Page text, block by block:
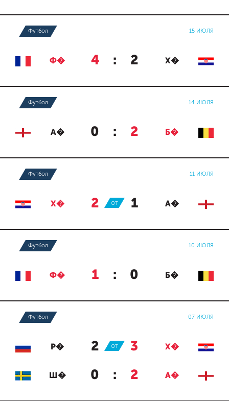
Футбол 15 ИЮЛЯ
Ф� 4 : 2 Х�
Футбол 14 ИЮЛЯ
А� 0 : 2 Б�
Футбол 11 ИЮЛЯ
Х� 2 : 1 А�
ОТ
Футбол 10 ИЮЛЯ
Ф� 1 : 0 Б�
Футбол 07 ИЮЛЯ
Р� 2 : 3 Х�
ОТ
Ш� 0 : 2 А�